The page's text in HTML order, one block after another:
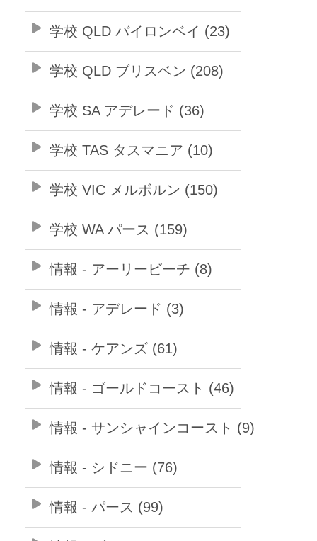
学校 QLD バイロンベイ (23)
学校 QLD ブリスベン (208)
学校 SA アデレード (36)
学校 TAS タスマニア (10)
学校 VIC メルボルン (150)
学校 WA パース (159)
情報 - アーリービーチ (8)
情報 - アデレード (3)
情報 - ケアンズ (61)
情報 - ゴールドコースト (46)
情報 - サンシャインコースト (9)
情報 - シドニー (76)
情報 - パース (99)